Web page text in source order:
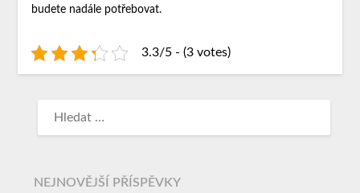
budete nadále potřebovat.
3.3/5 - (3 votes)
NEJNOVĚJŠÍ PŘÍSPĚVKY